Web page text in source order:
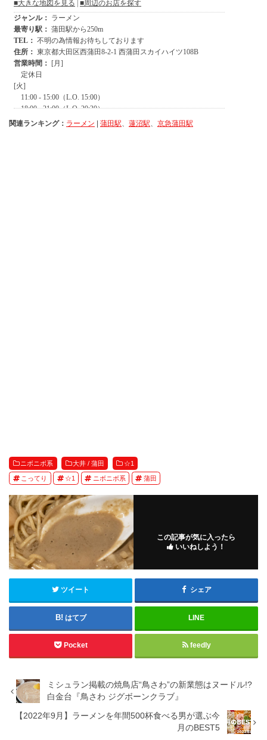
関連ランキング： ラーメン | 蒲田駅、 蓮沼駅、 京急蒲田駅
ニボニボ系 大井 / 蒲田 ☆1
こってり ☆1 ニボニボ系 蒲田
この記事が気に入ったら
いいねしよう！
ツイート シェア
はてブ LINE
Pocket feedly
ミシュラン掲載の焼鳥店“鳥さわ”の新業態はヌードル!?
白金台『鳥さわ ジグボーンクラブ』
【2022年9月】ラーメンを年間500杯食べる男が選ぶ今
月のBEST5